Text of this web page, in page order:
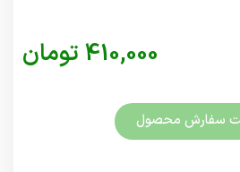
410,000 تومان
سفارش محصول